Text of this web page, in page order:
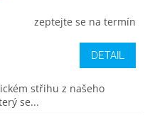
zeptejte se na termín
DETAIL
střihu z našeho
se...